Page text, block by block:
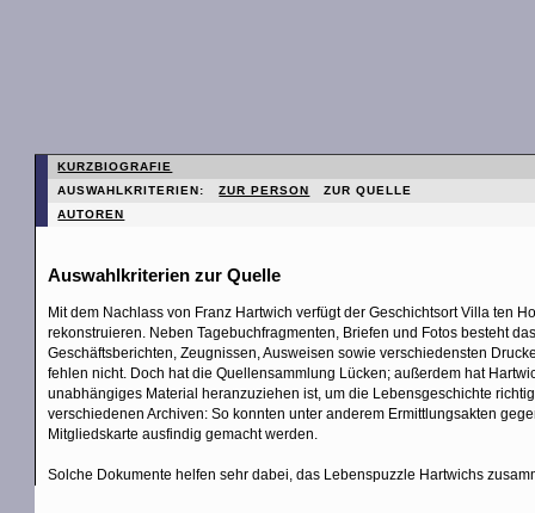
KURZBIOGRAFIE
AUSWAHLKRITERIEN:ZUR PERSON
ZUR QUELLE
AUTOREN
Auswahlkriterien zur Quelle
Mit dem Nachlass von Franz Hartwich verfügt der Geschichtsort Villa ten
rekonstruieren. Neben Tagebuchfragmenten, Briefen und Fotos besteht
Geschäftsberichten, Zeugnissen, Ausweisen sowie verschiedensten
fehlen nicht. Doch hat die Quellensammlung Lücken; außerdem hat
unabhängiges Material heranzuziehen ist, um die Lebensgeschichte
verschiedenen Archiven: So konnten unter anderem Ermittlungsakten
Mitgliedskarte ausfindig gemacht werden.
Solche Dokumente helfen sehr dabei, das Lebenspuzzle Hartwichs